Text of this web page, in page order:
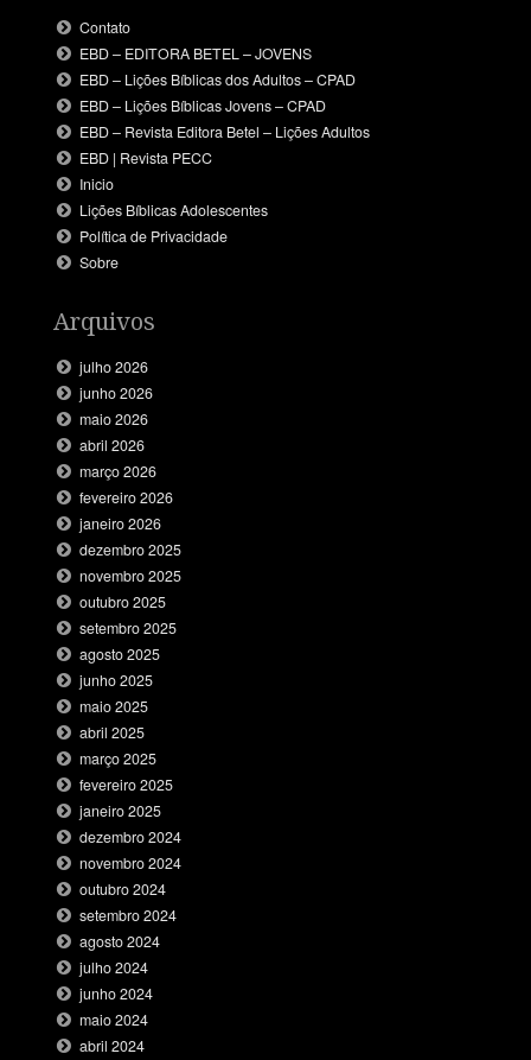
Contato
EBD – EDITORA BETEL – JOVENS
EBD – Lições Bíblicas dos Adultos – CPAD
EBD – Lições Bíblicas Jovens – CPAD
EBD – Revista Editora Betel – Lições Adultos
EBD | Revista PECC
Inicio
Lições Bíblicas Adolescentes
Política de Privacidade
Sobre
Arquivos
julho 2026
junho 2026
maio 2026
abril 2026
março 2026
fevereiro 2026
janeiro 2026
dezembro 2025
novembro 2025
outubro 2025
setembro 2025
agosto 2025
junho 2025
maio 2025
abril 2025
março 2025
fevereiro 2025
janeiro 2025
dezembro 2024
novembro 2024
outubro 2024
setembro 2024
agosto 2024
julho 2024
junho 2024
maio 2024
abril 2024